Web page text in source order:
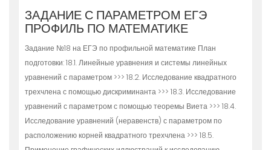
ЗАДАНИЕ С ПАРАМЕТРОМ ЕГЭ
ПРОФИЛЬ ПО МАТЕМАТИКЕ
Задание №18 на ЕГЭ по профильной математике План
подготовки: 18.1. Линейные уравнения и системы линейных
уравнений с параметром >>> 18.2. Исследование квадратного
трехчлена с помощью дискриминанта >>> 18.3. Исследование
уравнений с параметром с помощью теоремы Виета >>> 18.4.
Исследование уравнений (неравенств) с параметром по
расположению корней квадратного трехчлена >>> 18.5.